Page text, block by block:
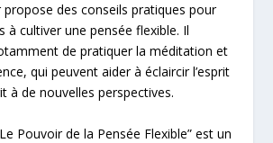
propose des conseils pratiques pour
à cultiver une pensée flexible. Il
de pratiquer la méditation et
qui peuvent aider à éclaircir l’esprit
à de nouvelles perspectives.
Pouvoir de la Pensée Flexible” est un